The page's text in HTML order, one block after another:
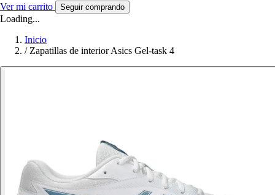
Ver mi carrito Seguir comprando
Loading...
Inicio
/ Zapatillas de interior Asics Gel-task 4